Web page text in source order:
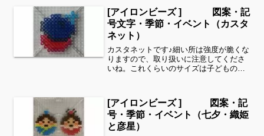
難しい時は、ある程度の形を先に作って
あげて、「○色だけ埋め...
[アイロンビーズ ] 図案・記
号文字・季節・イベント（カスタ
ネット）
カスタネットです♪細い所は強度が脆くな
りますので、取り扱いに注意してくださ
いね。これくらいのサイズは子どもの集
に作ってあげて、「○色だけ埋めてみて
ね」等少しずつ進めてい...
[アイロンビーズ ] 図案・記
号・季節・イベント（七夕・織姫
と彦星）